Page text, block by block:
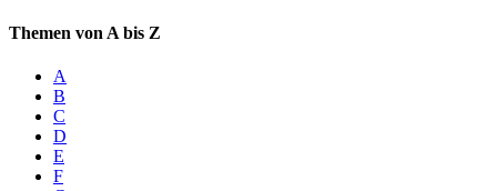
Themen von A bis Z
A
B
C
D
E
F